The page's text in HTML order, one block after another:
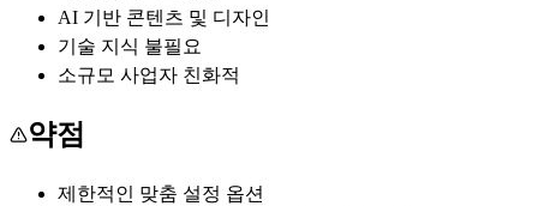
AI 기반 콘텐츠 및 디자인
기술 지식 불필요
소규모 사업자 친화적
약점
제한적인 맞춤 설정 옵션